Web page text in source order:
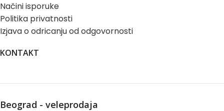
Načini isporuke
Politika privatnosti
Izjava o odricanju od odgovornosti
KONTAKT
Beograd - veleprodaja